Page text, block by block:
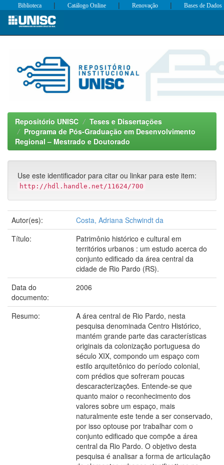
Skip
Biblioteca | Catálogo Online | Renovação | Bases de Dados
Repositório UNISC
Teses e Dissertações
Programa de Pós-Graduação em Desenvolvimento
Regional – Mestrado e Doutorado
Use este identificador para citar ou linkar para este item:
http://hdl.handle.net/11624/700
Autor(es):
Costa, Adriana Schwindt da
Título:
Patrimônio histórico e cultural em
territórios urbanos : um estudo acerca do
conjunto edificado da área central da
cidade de Rio Pardo (RS).
Data do
documento:
2006
Resumo:
A área central de Rio Pardo, nesta
pesquisa denominada Centro Histórico,
mantém grande parte das características
originais da colonização portuguesa do
século XIX, compondo um espaço com
estilo arquitetônico do período colonial,
com prédios que sofreram poucas
descaracterizações. Entende-se que
quanto maior o reconhecimento dos
valores sobre um espaço, mais
naturalmente este tende a ser conservado,
por isso optouse por trabalhar com o
conjunto edificado que compõe a área
central da Rio Pardo. O objetivo desta
pesquisa é analisar a forma de articulação